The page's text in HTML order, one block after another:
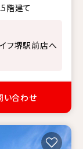
階建て
フ堺駅前店へ
い合わせ